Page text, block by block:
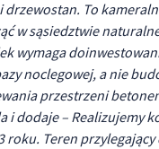
drzewostan. To
w sąsiedztwie
wymaga
noclegowej, a nie
przestrzeni
i dodaje – Realizujemy
roku. Teren